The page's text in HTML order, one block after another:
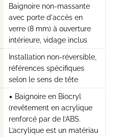
Baignoire non-massante
avec porte d'accès en
verre (8 mm) à ouverture
intérieure, vidage inclus
Installation non-réversible,
références spécifiques
selon le sens de tête
• Baignoire en Biocryl
(revêtement en acrylique
renforcé par de l’ABS.
L’acrylique est un matériau